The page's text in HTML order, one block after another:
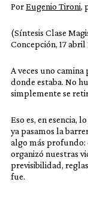
PorEugenio Tironi,
(Síntesis Clase
Concepción, 17
A veces uno
donde estaba. No
simplemente se
Eso es, en esencia,
ya pasamos la
algo más
organizó nuestras
previsibilidad,
fue.